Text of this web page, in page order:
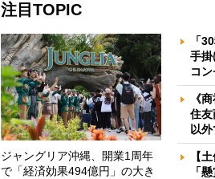
注目TOPIC
ジャングリア沖縄、開業1周年
で「経済効果494億円」の大き
「
手
コ
《
住
以
【
「